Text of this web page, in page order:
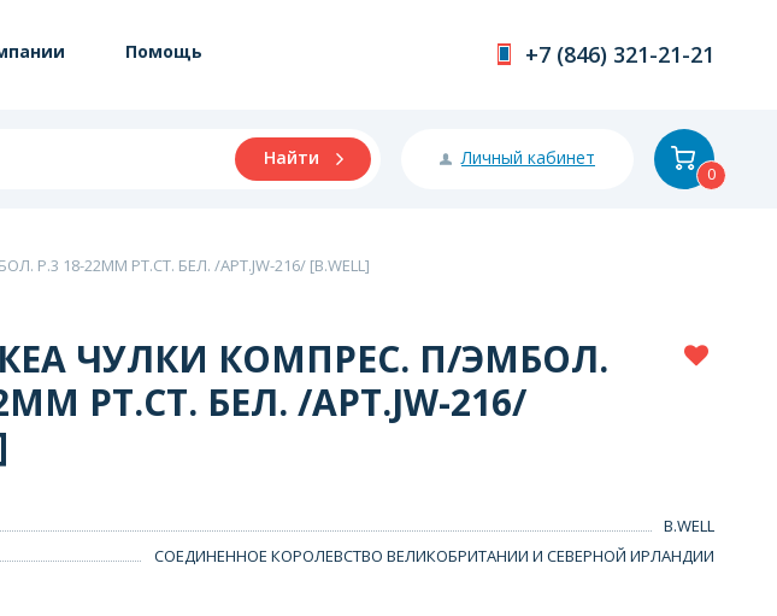
Помощь +7 (846) 321-21-21
Найти Личный кабинет
0
Р.3 18-22ММ РТ.СТ. БЕЛ. /АРТ.JW-216/ [B.WELL]
ЧУЛКИ КОМПРЕС. П/ЭМБОЛ.
РТ.СТ. БЕЛ. /АРТ.JW-216/
B.WELL
СОЕДИНЕННОЕ КОРОЛЕВСТВО ВЕЛИКОБРИТАНИИ И СЕВЕРНОЙ ИРЛАНДИИ